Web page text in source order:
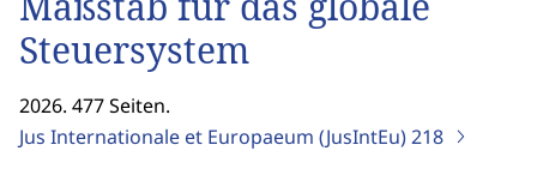
Steuersystem
2026. 477 Seiten.
Jus Internationale et Europaeum (JusIntEu)218